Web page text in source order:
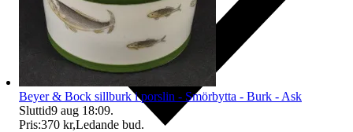
Beyer & Bock sillburk i porslin - Smörbytta - Burk - Ask
Sluttid9 aug 18:09.
Pris:370 kr,Ledande bud.